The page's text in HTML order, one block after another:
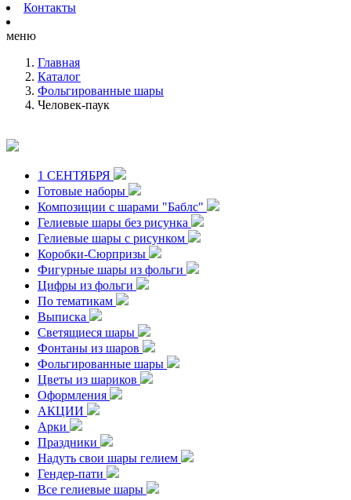
Контакты
меню
Главная
Каталог
Фольгированные шары
Человек-паук
1 СЕНТЯБРЯ
Готовые наборы
Композиции с шарами "Баблс"
Гелиевые шары без рисунка
Гелиевые шары с рисунком
Коробки-Сюрпризы
Фигурные шары из фольги
Цифры из фольги
По тематикам
Выписка
Светящиеся шары
Фонтаны из шаров
Фольгированные шары
Цветы из шариков
Оформления
АКЦИИ
Арки
Праздники
Надуть свои шары гелием
Гендер-пати
Все гелиевые шары